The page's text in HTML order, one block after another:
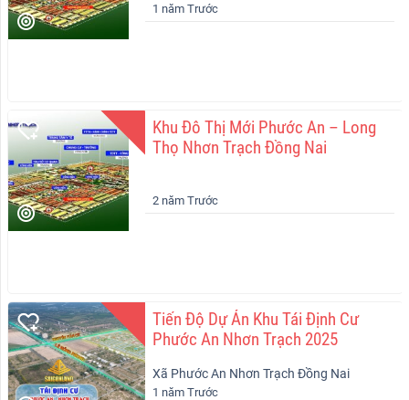
1 năm Trước
Khu Đô Thị Mới Phước An – Long
Thọ Nhơn Trạch Đồng Nai
2 năm Trước
Tiến Độ Dự Án Khu Tái Định Cư
Phước An Nhơn Trạch 2025
Xã Phước An Nhơn Trạch Đồng Nai
1 năm Trước